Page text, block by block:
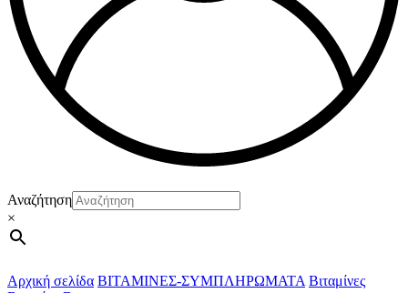
Αναζήτηση
×
Αρχική σελίδα ΒΙΤΑΜΙΝΕΣ-ΣΥΜΠΛΗΡΩΜΑΤΑ Βιταμίνες